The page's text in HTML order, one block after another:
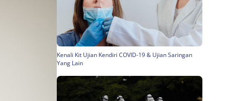
Kenali Kit Ujian Kendiri COVID-19 & Ujian Saringan
Yang Lain